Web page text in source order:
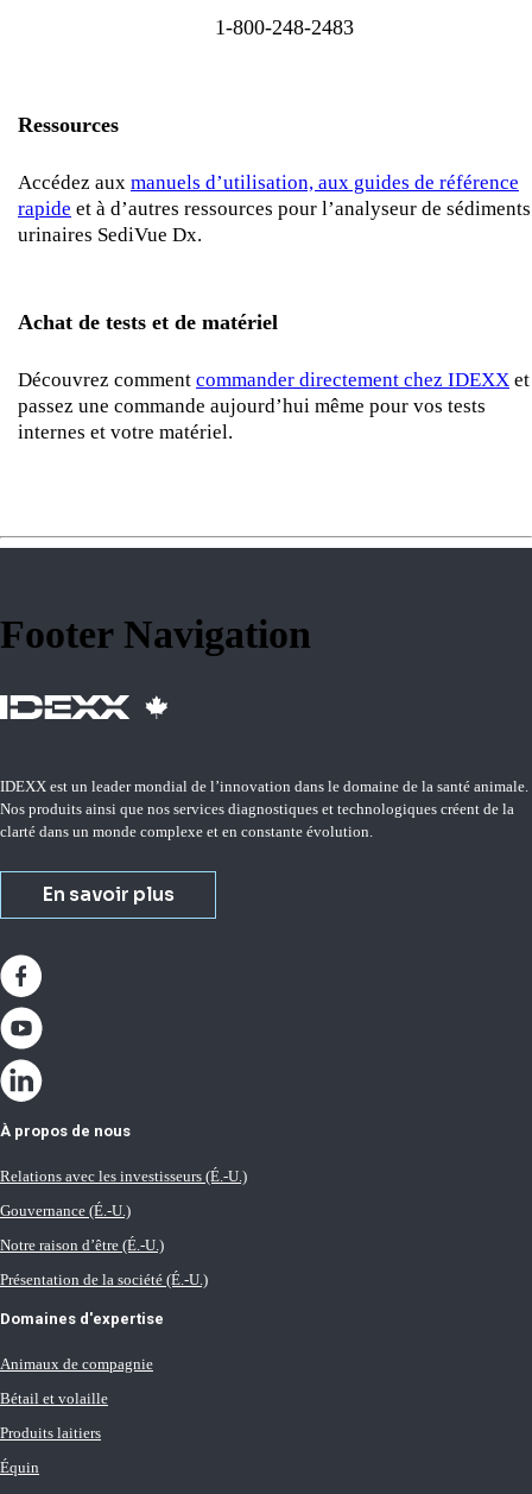
1-800-248-2483
Ressources
Accédez aux manuels d’utilisation, aux guides de référence
rapide et à d’autres ressources pour l’analyseur de sédiments
urinaires SediVue Dx.
Achat de tests et de matériel
Découvrez comment commander directement chez IDEXX et
passez une commande aujourd’hui même pour vos tests
internes et votre matériel.
Footer Navigation
IDEXX est un leader mondial de l’innovation dans le domaine de la santé animale.
Nos produits ainsi que nos services diagnostiques et technologiques créent de la
clarté dans un monde complexe et en constante évolution.
En savoir plus
À propos de nous
Relations avec les investisseurs (É.-U.)
Gouvernance (É.-U.)
Notre raison d’être (É.-U.)
Présentation de la société (É.-U.)
Domaines d'expertise
Animaux de compagnie
Bétail et volaille
Produits laitiers
Équin